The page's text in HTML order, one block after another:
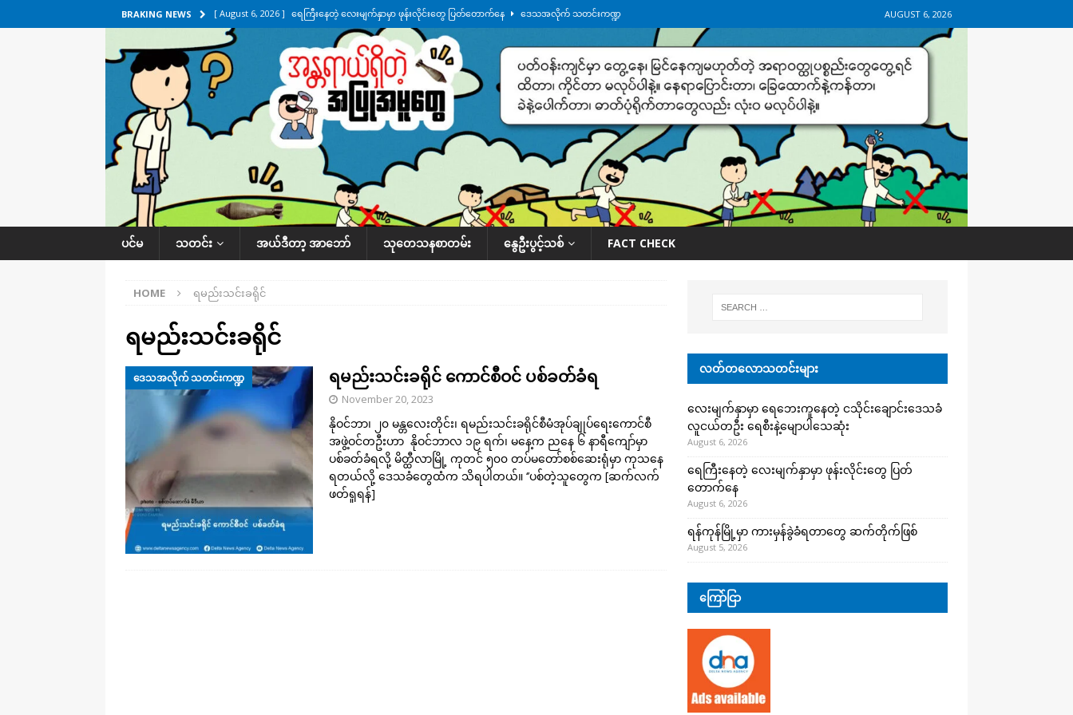
BRAKING NEWS [ August 6, 2026 ] ရေကြီးနေတဲ့ လေးမျက်နှာမှာ ဖုန်းလိုင်းတွေ ပြတ်တောက်နေ ဒေသအလိုက် သတင်းကဏ္ဍ
[ August 5, 2026 ] ရန်ကုန်မြို့မှာ ကားမှန်ခွဲခံရတာတွေ ဆက်တိုက်ဖြစ်
[ August 5, 2026 ] ဂျပန်ရဲ့ ဒုံးကျည်စမ်းသပ်မှုကို မြောက်ကိုရီးယား ဝေဖန် နိုင်ငံတကာရေးရာ
[ August 5, 2026 ] ငဝန်တာကျိုးပြီး ရေကြီးနေချိန် စစ်တပ်က ဧရာဝတီတိုင်းအတွင်းမှာ နေ့စဉ် ထိုးစစ်ဆင်နေ ဒေသ
အလိုက် သတင်းကဏ္ဍ
[ August 6, 2026 ] လေးမျက်နှာမှာ ရေဘေးကူနေတဲ့ ငသိုင်းချောင်းဒေသခံ လူငယ်တဦး ရေစီးနဲ့မျောပါသေဆုံး ဒေသ
အလိုက် သတင်းကဏ္ဍ
AUGUST 6, 2026
ပင်မ သတင်း အယ်ဒီတာ့ အာဘော် သုတေသနစာတမ်း နွေဦးပွင့်သစ် FACT CHECK
HOME ရမည်းသင်းခရိုင်
ရမည်းသင်းခရိုင်
ဒေသအလိုက် သတင်းကဏ္ဍ ရမည်းသင်းခရိုင် ကောင်စီဝင် ပစ်ခတ်ခံရ
November 20, 2023
နိုဝင်ဘာ၊ ၂၀ မန္တလေးတိုင်း၊ ရမည်းသင်းခရိုင်စီမံအုပ်ချုပ်ရေးကောင်စီ
အဖွဲ့ဝင်တဦးဟာ နိုဝင်ဘာလ ၁၉ ရက်၊ မနေ့က ညနေ ၆ နာရီကျော်မှာ
ပစ်ခတ်ခံရလို့ မိတ္ထီလာမြို့ ကုတင် ၅၀၀ တပ်မတော်စစ်ဆေးရုံမှာ ကုသနေ
ရတယ်လို့ ဒေသခံတွေထံက သိရပါတယ်။ ‘’ပစ်တဲ့သူတွေက [ဆက်လက်
ဖတ်ရှုရန်]
လတ်တလောသတင်းများ
လေးမျက်နှာမှာ ရေဘေးကူနေတဲ့ ငသိုင်းချောင်းဒေသခံ
လူငယ်တဦး ရေစီးနဲ့မျောပါသေဆုံး
August 6, 2026
ရေကြီးနေတဲ့ လေးမျက်နှာမှာ ဖုန်းလိုင်းတွေ ပြတ်
တောက်နေ
August 6, 2026
ရန်ကုန်မြို့မှာ ကားမှန်ခွဲခံရတာတွေ ဆက်တိုက်ဖြစ်
August 5, 2026
ကြော်ငြာ